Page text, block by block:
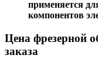
применяется
компонентов
Цена фрезерной
заказа